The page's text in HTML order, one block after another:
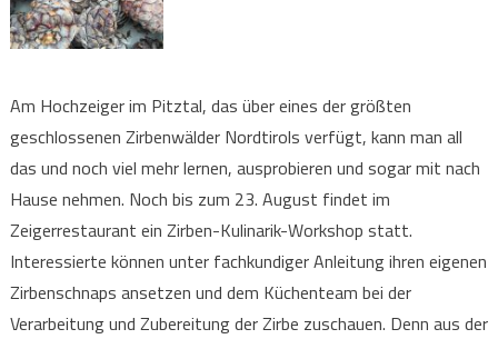
Am Hochzeiger im Pitztal, das über eines der größten
geschlossenen Zirbenwälder Nordtirols verfügt, kann man all
das und noch viel mehr lernen, ausprobieren und sogar mit nach
Hause nehmen. Noch bis zum 23. August findet im
Zeigerrestaurant ein Zirben-Kulinarik-Workshop statt.
Interessierte können unter fachkundiger Anleitung ihren eigenen
Zirbenschnaps ansetzen und dem Küchenteam bei der
Verarbeitung und Zubereitung der Zirbe zuschauen. Denn aus der